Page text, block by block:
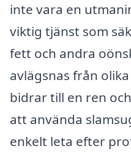
inte vara en
viktig tjänst som
fett och andra
avlägsnas från
bidrar till en ren
att använda
enkelt leta efter